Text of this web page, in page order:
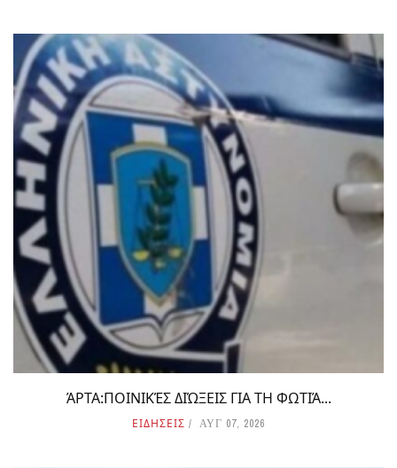
ΆΡΤΑ:ΠΟΙΝΙΚΈΣ ΔΙΏΞΕΙΣ ΓΙΑ ΤΗ ΦΩΤΙΆ...
ΕΙΔΗΣΕΙΣ ΑΥΓ 07, 2026